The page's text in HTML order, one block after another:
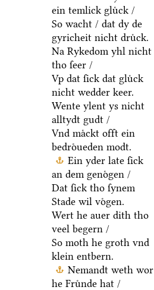
ein temlick gluͤck /
So wacht / dat dy de
gyricheit nicht druͤck.
Na Rykedom yhl nicht
tho ſeer /
Vp dat ſick dat gluͤck
nicht wedder keer.
Wente ylent ys nicht
alltydt gudt /
Vnd maͤckt offt ein
bedroͤueden modt.
Ein yder late ſick
an dem genoͤgen /
Dat ſick tho ſynem
Stade wil voͤgen.
Wert he auer dith tho
veel begern /
So moth he groth vnd
klein entbern.
Nemandt weth wor
he Fruͤnde hat /